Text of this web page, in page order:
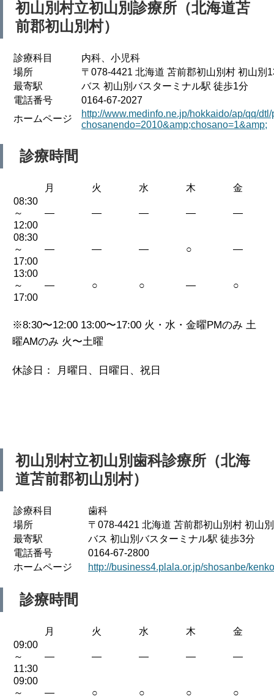
初山別村立初山別診療所（北海道苫
前郡初山別村）
診療科目
内科、小児科
場所
〒078-4421 北海道 苫前郡初山別村 初山別
最寄駅
バス 初山別バスターミナル駅 徒歩1分
電話番号
0164-67-2027
ホームページ
http://www.medinfo.ne.jp/hokkaido/ap/qq/
chosanendo=2010&amp;chosano=1&amp;
診療時間
月 火 水 木
金
08:30
～
12:00
— — — — —
08:30
～
17:00
— — — ○ —
13:00
～
17:00
— ○ ○ — ○
※8:30〜12:00 13:00〜17:00 火・水・金曜PMのみ 土
曜AMのみ 火〜土曜
休診日： 月曜日、日曜日、祝日
初山別村立初山別歯科診療所（北海
道苫前郡初山別村）
診療科目
歯科
場所
〒078-4421 北海道 苫前郡初山別村 初山
最寄駅
バス 初山別バスターミナル駅 徒歩3分
電話番号
0164-67-2800
ホームページ
http://business4.plala.or.jp/shosanbe/
診療時間
月 火 水 木
金
09:00
～
11:30
— — — — —
09:00
～
— ○ ○ ○ ○